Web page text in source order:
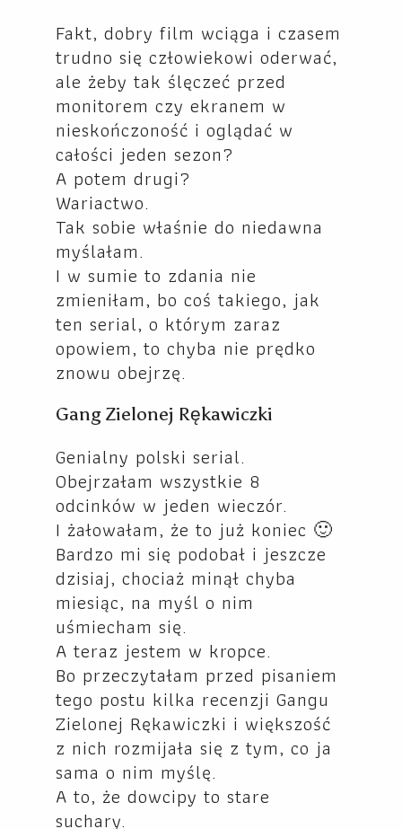
Fakt, dobry film wciąga i czasem
trudno się człowiekowi oderwać,
ale żeby tak ślęczeć przed
monitorem czy ekranem w
nieskończoność i oglądać w
całości jeden sezon?
A potem drugi?
Wariactwo.
Tak sobie właśnie do niedawna
myślałam.
I w sumie to zdania nie
zmieniłam, bo coś takiego, jak
ten serial, o którym zaraz
opowiem, to chyba nie prędko
znowu obejrzę.
Gang Zielonej Rękawiczki
Genialny polski serial.
Obejrzałam wszystkie 8
odcinków w jeden wieczór.
I żałowałam, że to już koniec 🙂
Bardzo mi się podobał i jeszcze
dzisiaj, chociaż minął chyba
miesiąc, na myśl o nim
uśmiecham się.
A teraz jestem w kropce.
Bo przeczytałam przed pisaniem
tego postu kilka recenzji Gangu
Zielonej Rękawiczki i większość
z nich rozmijała się z tym, co ja
sama o nim myślę.
A to, że dowcipy to stare
suchary.